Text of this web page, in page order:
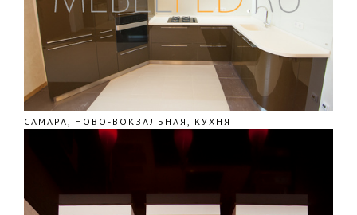
САМАРА, НОВО-ВОКЗАЛЬНАЯ, КУХНЯ